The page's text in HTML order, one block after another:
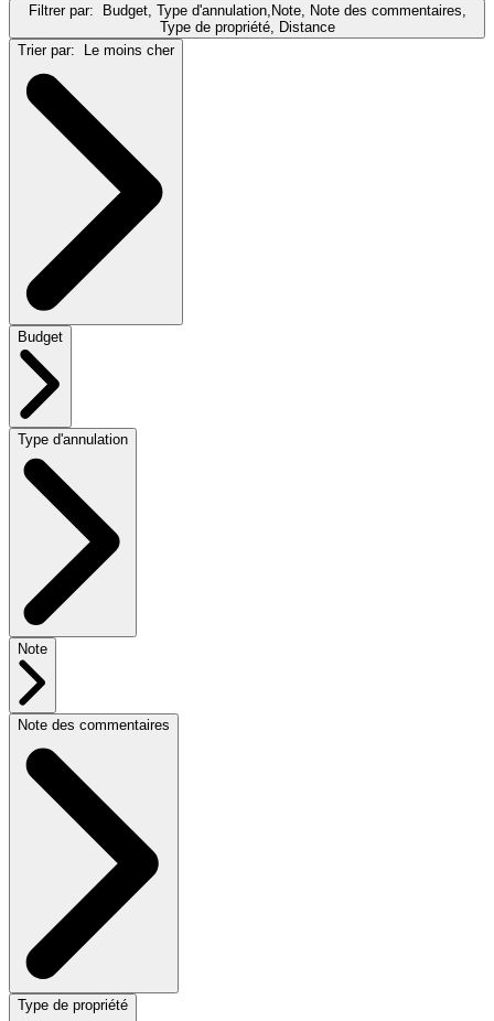
Filtrer par: Budget, Type d'annulation,Note, Note des commentaires,
Type de propriété, Distance
Trier par: Le moins cher
Budget
Type d'annulation
Note
Note des commentaires
Type de propriété